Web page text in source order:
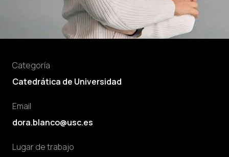
Categoría
Catedrática de Universidad
Email
dora.blanco@usc.es
Lugar de trabajo